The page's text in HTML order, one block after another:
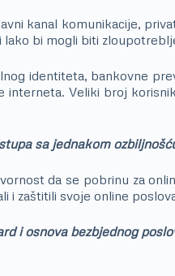
kanal komunikacije,
bi mogli biti
identiteta, bankovne
interneta. Veliki broj
sa jednakom
da se pobrinu za
i zaštitili svoje online
i osnova bezbjednog